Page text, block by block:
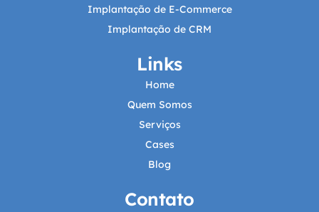
Implantação de E-Commerce
Implantação de CRM
Links
Home
Quem Somos
Serviços
Cases
Blog
Contato